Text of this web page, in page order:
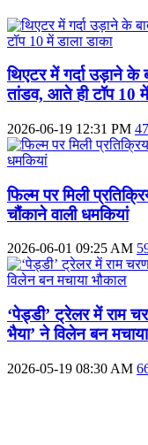
थिएटर में गर्दा उड़ाने
तांडव, आते ही टॉप 10
2026-06-19 12:31 PM
फिल्म पर मिली
चौंकाने वाली धमकियां
2026-06-01 09:25 AM
‘पेड्डी’ ट्रेलर में राम
भैया’ ने विलेन बन
2026-05-19 08:30 AM